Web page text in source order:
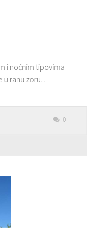
i noćnim tipovima
ranu zoru...
0